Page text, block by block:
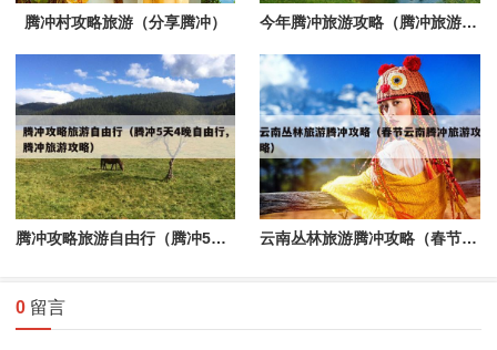
腾冲村攻略旅游（分享腾冲） 今年腾冲旅游攻略（腾冲旅游景点攻略）
腾冲攻略旅游自由行（腾冲5天4晚自由行,腾冲旅游攻略） 云南丛林旅游腾冲攻略（春节云南腾冲旅游攻略）
0 留言